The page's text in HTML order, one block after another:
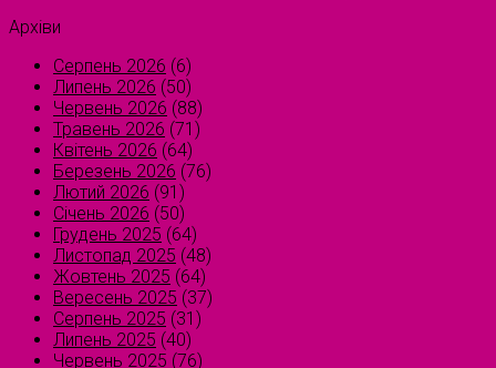
Архіви
Серпень 2026 (6)
Липень 2026 (50)
Червень 2026 (88)
Травень 2026 (71)
Квітень 2026 (64)
Березень 2026 (76)
Лютий 2026 (91)
Січень 2026 (50)
Грудень 2025 (64)
Листопад 2025 (48)
Жовтень 2025 (64)
Вересень 2025 (37)
Серпень 2025 (31)
Липень 2025 (40)
Червень 2025 (76)